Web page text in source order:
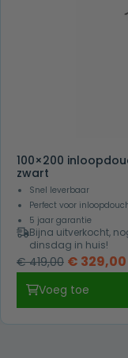
100×200
zwart
Snel leverbaar
Perfect voor
5 jaar garantie
Bijna uitverkocht,
dinsdag in huis!
€419,00
€ 419,00.
€ 329,00
Voeg toe